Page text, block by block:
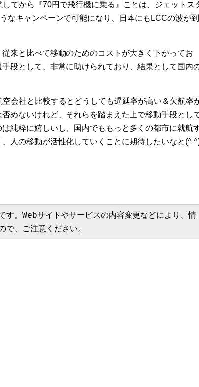
てから『70円で飛行機に乗る』ことは、ジェットス
なキャンペーンで可能になり、日本にもLCCの波が到
来と比べて移動のためのコストが大きく下がってお
段として、非常に助けられており、結果として国内
会社と比較するとどうしても遅延率が高い＆欠航率
めないけれど、それらを踏まえた上で移動手段とし
は純粋に嬉しいし、国内でももっと多くの都市に就航
人の移動が活性化していくことに期待したいなと(^
す。Webサイトやサービスの内容変更などにより、情
で、ご注意ください。